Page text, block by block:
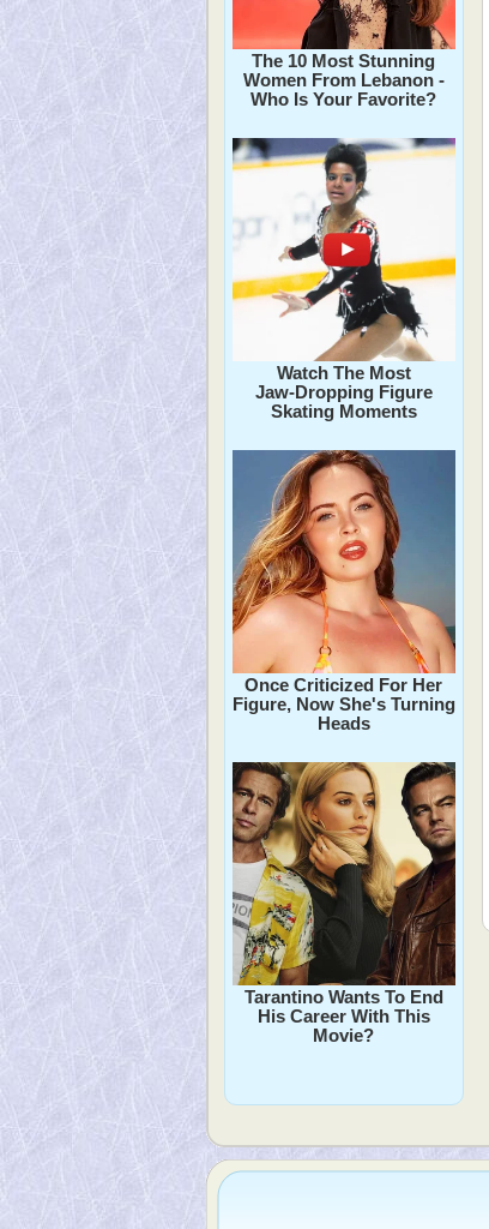
The 10 Most Stunning
Women From Lebanon -
Who Is Your Favorite?
Watch The Most
Jaw‑Dropping Figure
Skating Moments
Once Criticized For Her
Figure, Now She's Turning
Heads
Tarantino Wants To End
His Career With This
Movie?